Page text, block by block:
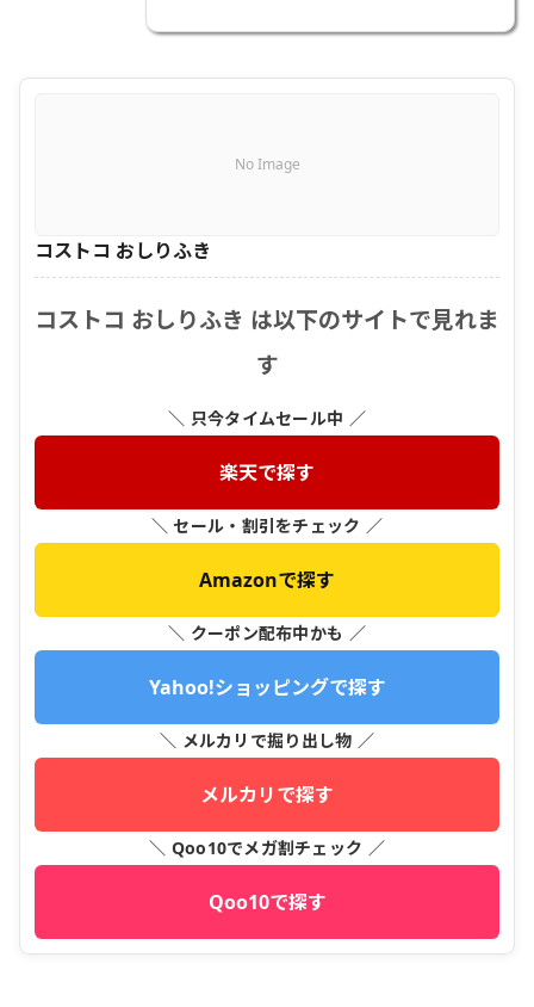
No Image
コストコ おしりふき
コストコ おしりふき は以下のサイトで見れま
す
＼ 只今タイムセール中 ／
楽天で探す
＼ セール・割引をチェック ／
Amazonで探す
＼ クーポン配布中かも ／
Yahoo!ショッピングで探す
＼ メルカリで掘り出し物 ／
メルカリで探す
＼ Qoo10でメガ割チェック ／
Qoo10で探す